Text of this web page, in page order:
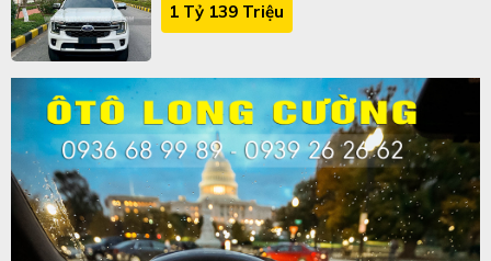
1 Tỷ 139 Triệu